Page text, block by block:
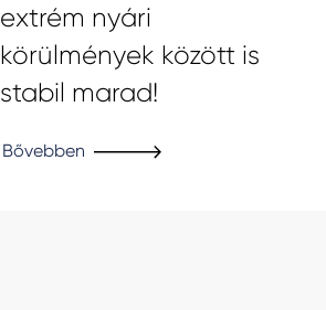
extrém nyári
körülmények között is
stabil marad!
Bővebben